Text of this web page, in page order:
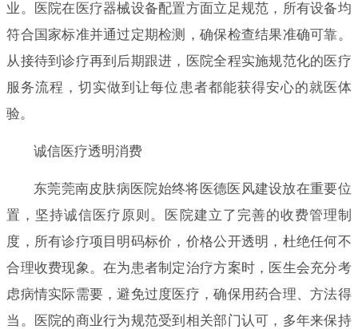
业。医院在医疗器械设备配置方面立足规范，所有设备均
符合国家标准并通过定期检测，确保检查结果准确可靠。
从接待到诊疗再到后期跟进，医院全程实施规范化的医疗
服务流程，切实做到让每位患者都能获得安心的就医体
验。
诚信医疗透明消费
东莞莞南皮肤病医院始终将医德医风建设放在重要位
置，坚持诚信医疗原则。医院建立了完善的收费管理制
度，所有诊疗项目明码标价，价格公开透明，杜绝任何不
合理收费现象。在为患者制定治疗方案时，医生会充分考
虑病情实际需要，避免过度医疗，确保用药合理、方法得
当。医院的商业行为规范受到相关部门认可，多年来保持